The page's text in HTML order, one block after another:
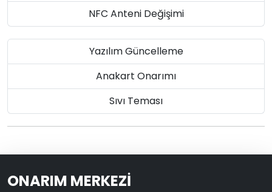
NFC Anteni Değişimi
Yazılım Güncelleme
Anakart Onarımı
Sıvı Teması
ONARIM MERKEZİ